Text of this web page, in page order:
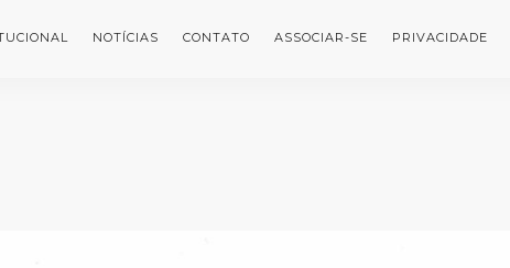
NOTÍCIAS CONTATO ASSOCIAR-SE PRIVACIDADE